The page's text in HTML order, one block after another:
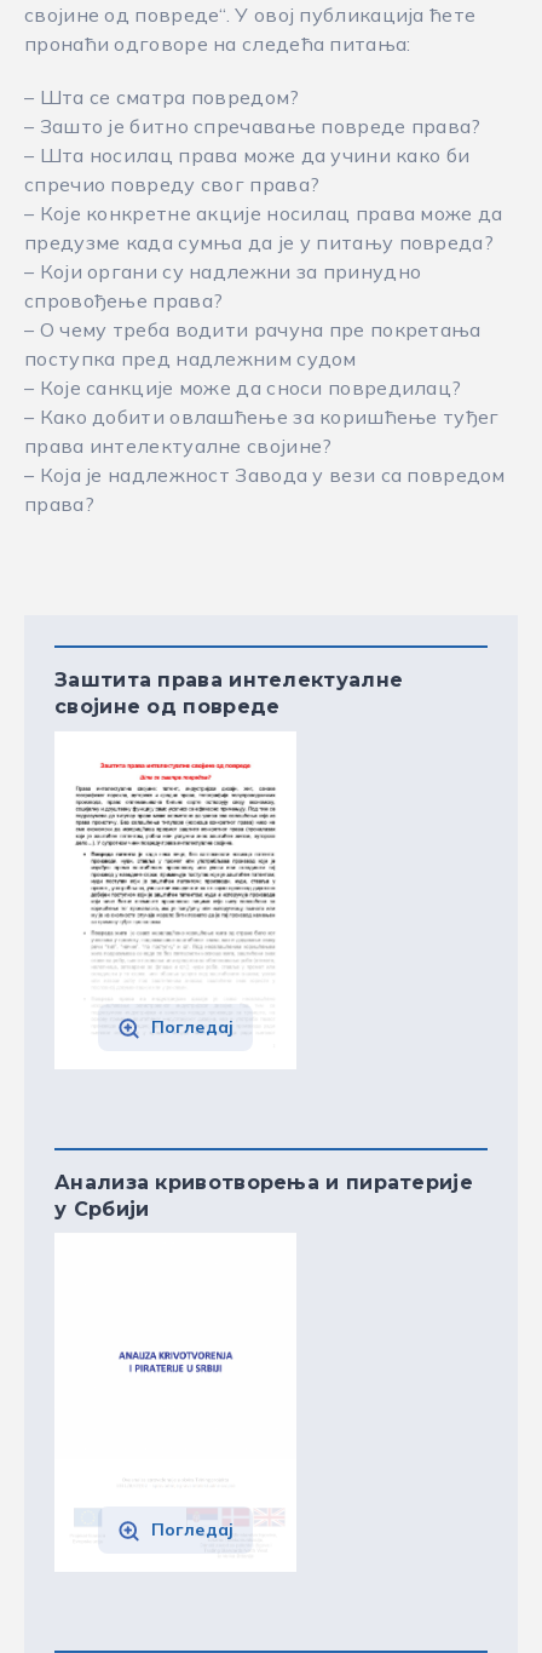
својине од повреде“. У овој публикација ћете
пронаћи одговоре на следећа питања:
– Шта се сматра повредом?
– Зашто је битно спречавање повреде права?
– Шта носилац права може да учини како би
спречио повреду свог права?
– Које конкретне акције носилац права може да
предузме када сумња да је у питању повреда?
– Који органи су надлежни за принудно
спровођење права?
– О чему треба водити рачуна пре покретања
поступка пред надлежним судом
– Које санкције може да сноси повредилац?
– Како добити овлашћење за коришћење туђег
права интелектуалне својине?
– Која је надлежност Завода у вези са повредом
права?
Заштита права интелектуалне
својине од повреде
Погледај
Анализа кривотворења и пиратерије
у Србији
Погледај